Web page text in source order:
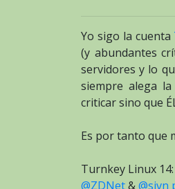
Yo sigo la cuenta
(y abundantes
servidores y lo
siempre alega la
criticar sino que
Es por tanto que
Turnkey Linux
@ZDNet&@sjvn